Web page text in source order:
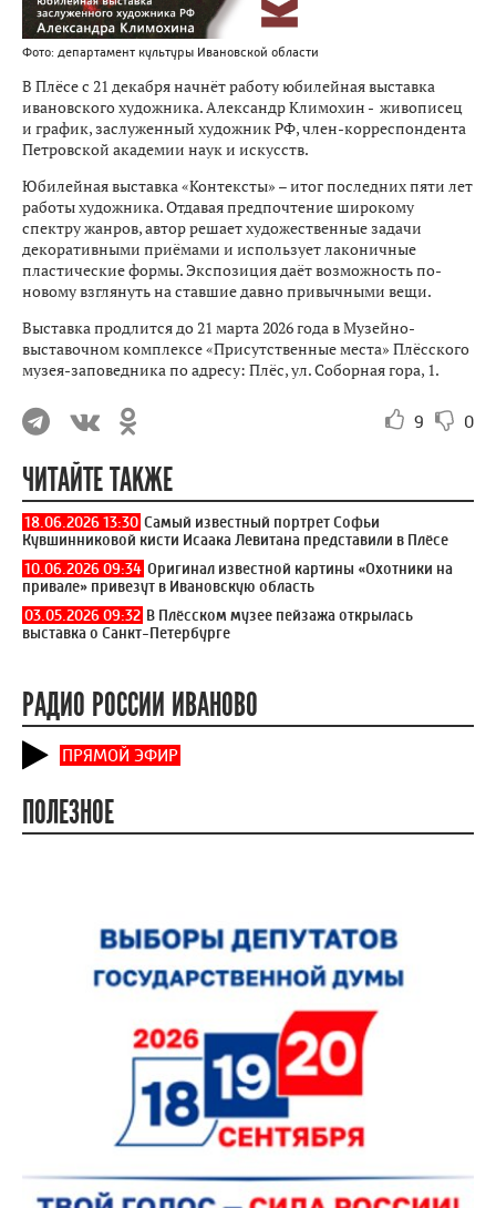
Фото: департамент культуры Ивановской области
В Плёсе с 21 декабря начнёт работу юбилейная выставка
ивановского художника. Александр Климохин - живописец
и график, заслуженный художник РФ, член-корреспондента
Петровской академии наук и искусств.
Юбилейная выставка «Контексты» – итог последних пяти лет
работы художника. Отдавая предпочтение широкому
спектру жанров, автор решает художественные задачи
декоративными приёмами и использует лаконичные
пластические формы. Экспозиция даёт возможность по-
новому взглянуть на ставшие давно привычными вещи.
Выставка продлится до 21 марта 2026 года в Музейно-
выставочном комплексе «Присутственные места» Плёсского
музея-заповедника по адресу: Плёс, ул. Соборная гора, 1.
9 0
ЧИТАЙТЕ ТАКЖЕ
18.06.2026 13:30 Самый известный портрет Софьи
Кувшинниковой кисти Исаака Левитана представили в Плёсе
10.06.2026 09:34 Оригинал известной картины «Охотники на
привале» привезут в Ивановскую область
03.05.2026 09:32 В Плёсском музее пейзажа открылась
выставка о Санкт-Петербурге
РАДИО РОССИИ ИВАНОВО
ПРЯМОЙ ЭФИР
ПОЛЕЗНОЕ